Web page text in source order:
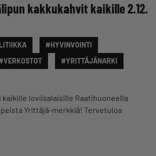
kakkukahvit kaikille 2.12.
#HYVINVOINTI
#YRITTÄJÄNARKI
loviisalaisille Raatihuoneella
Yrittäjä-merkkiä! Tervetuloa